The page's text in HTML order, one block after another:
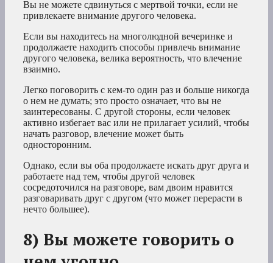
Вы не можете сдвинуться с мертвой точки, если не
привлекаете внимание другого человека.
Если вы находитесь на многолюдной вечеринке и
продолжаете находить способы привлечь внимание
другого человека, велика вероятность, что влечение
взаимно.
Легко поговорить с кем-то один раз и больше никогда
о нем не думать; это просто означает, что вы не
заинтересованы. С другой стороны, если человек
активно избегает вас или не прилагает усилий, чтобы
начать разговор, влечение может быть
односторонним.
Однако, если вы оба продолжаете искать друг друга и
работаете над тем, чтобы другой человек
сосредоточился на разговоре, вам двоим нравится
разговаривать друг с другом (что может перерасти в
нечто большее).
8) Вы можете говорить о